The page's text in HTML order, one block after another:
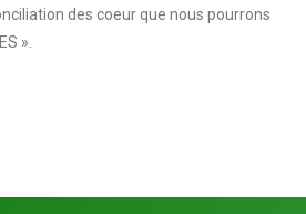
des coeur que nous pourrons
».